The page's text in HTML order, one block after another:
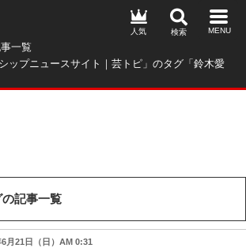
一覧
ップニュースサイト｜芸トピ」のタグ「鈴木愛
人気
の記事一覧
月21日（日）AM 0:31